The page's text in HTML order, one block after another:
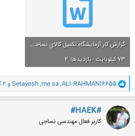
گزارش کار آزمايشگاه تکميل کالاي نساجي(جلسه دوم).doc
73 کیلوبایت · بازدیدها: 2
و
ا
ک
ن
ش
ه
ا
ALI-RAHMANI6655
,
me.sa
,
Setayesh و 2 کاربر دیگر
#HAEK#
کاربر فعال مهندسی نساجی